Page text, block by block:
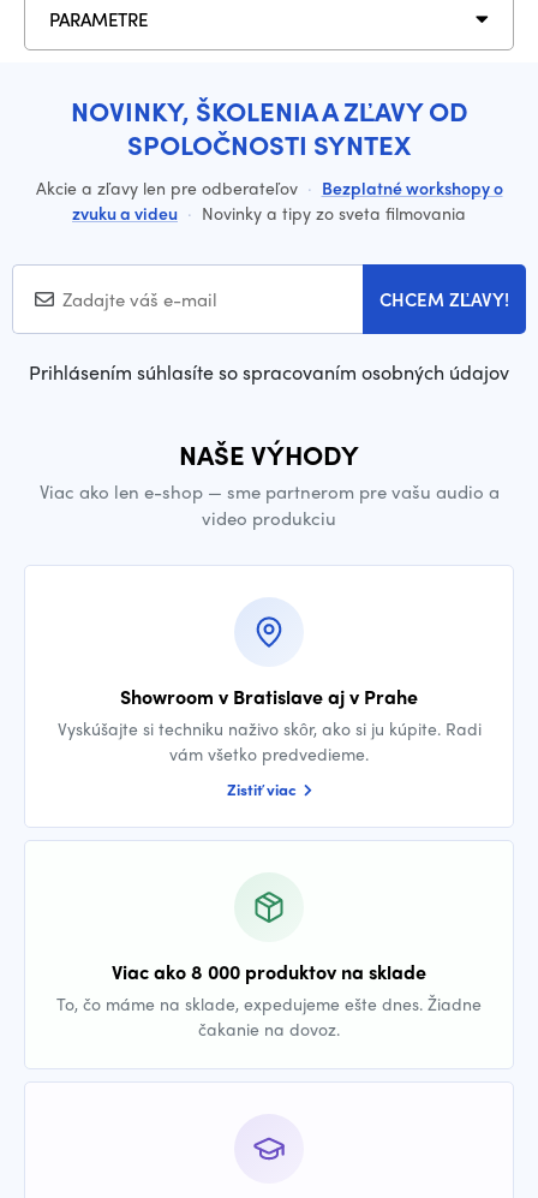
PARAMETRE
NOVINKY, ŠKOLENIA A ZĽAVY OD
SPOLOČNOSTI SYNTEX
Akcie a zľavy len pre odberateľov · Bezplatné workshopy o
zvuku a videu · Novinky a tipy zo sveta filmovania
CHCEM ZĽAVY!
Prihlásením súhlasíte so spracovaním osobných údajov
NAŠE VÝHODY
Viac ako len e-shop — sme partnerom pre vašu audio a
video produkciu
Showroom v Bratislave aj v Prahe
Vyskúšajte si techniku naživo skôr, ako si ju kúpite. Radi
vám všetko predvedieme.
Zistiť viac
Viac ako 8 000 produktov na sklade
To, čo máme na sklade, expedujeme ešte dnes. Žiadne
čakanie na dovoz.